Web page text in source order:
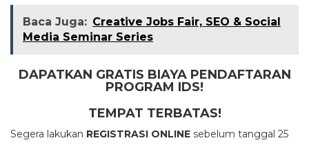
Baca Juga: Creative Jobs Fair, SEO & Social
Media Seminar Series
DAPATKAN GRATIS BIAYA PENDAFTARAN
PROGRAM IDS!
TEMPAT TERBATAS!
Segera lakukan REGISTRASI ONLINE sebelum tanggal 25